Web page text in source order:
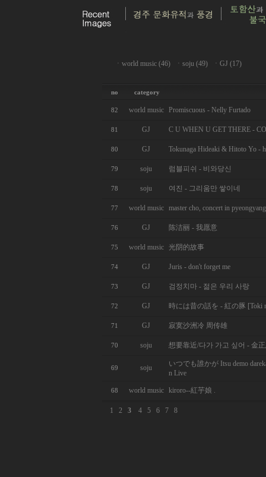
ㆍ world music (46) ㆍ soju (49) ㆍ GJ (17)
no category
82 world music Promiscuous - Nelly Furtado
81 GJ C U WHEN U GET THERE -
80 GJ Tokunaga Hideaki & Hitoto Yo -
79 soju 럼블피쉬 - 비와당신
78 soju 여진 - 그리움만 쌓이네
77 world music master cho, concert in pyeongyang
76 GJ 陈洁丽 - 我愿意
75 world music 光阴的故事
74 GJ Juris - don't forget me
73 GJ 검정치마 - 젊은 우리 사랑
72 GJ 時には昔の話を - 紅の豚 [Toki
71 GJ 寂寞沙洲冷 周传雄
70 soju 想要靠近/다가 가고 싶어 - 金
69 soju
いつでも誰かが Itsu demo
n Live
68 world music kiroro--紅芋娘 .
1 2 3 4 5 6 7 8